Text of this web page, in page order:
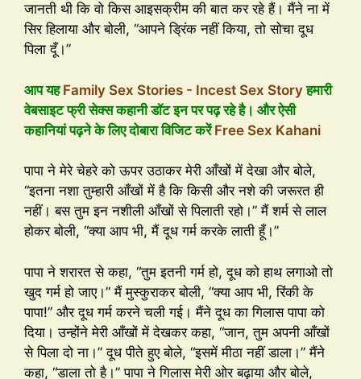
जानती थी कि वो किस आइसक्रीम की बात कर रहे हैं। मैंने ना में
सिर हिलाया और बोली, “आपने ड्रिंक नहीं किया, तो सोचा दूध
पिला दूँ।”
आप यहFamily Sex Stories - Incest Sex Storyहमारी
वेबसाइट फ्री सेक्स कहानी डॉट इन पर पढ़ रहे है। और ऐसी
कहानियां पढ़ने के लिए दोबारा विजिट करेंFree Sex Kahani
पापा ने मेरे चेहरे को ऊपर उठाकर मेरी आँखों में देखा और बोले,
“इतना नशा तुम्हारी आँखों में है कि किसी और नशे की जरूरत ही
नहीं। बस तुम इन नशीली आँखों से पिलाती रहो।” मैं शर्म से लाल
होकर बोली, “क्या आप भी, मैं दूध गर्म करके लाती हूँ।”
पापा ने शरारत से कहा, “तुम इतनी गर्म हो, दूध को हाथ लगाओ तो
खुद गर्म हो जाए।” मैं मुस्कुराकर बोली, “क्या आप भी, रिंकी के
पापा!” और दूध गर्म करने चली गई। मैंने दूध का गिलास पापा को
दिया। उन्होंने मेरी आँखों में देखकर कहा, “जान, तुम अपनी आँखों
से पिला दो ना।” दूध पीते हुए बोले, “इसमें मीठा नहीं डाला।” मैंने
कहा, “डाला तो है।” पापा ने गिलास मेरी ओर बढ़ाया और बोले,